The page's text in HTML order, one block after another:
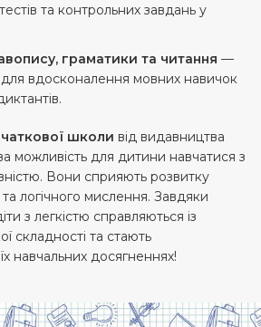
та контрольних завдань у
граматики та читання —
для вдосконалення мовних навичок
школи від видавництва
можливість для дитини навчатися з
Вони сприяють розвитку
та логічного мислення. Завдяки
з легкістю справляються із
складності та стають
навчальних досягненнях!